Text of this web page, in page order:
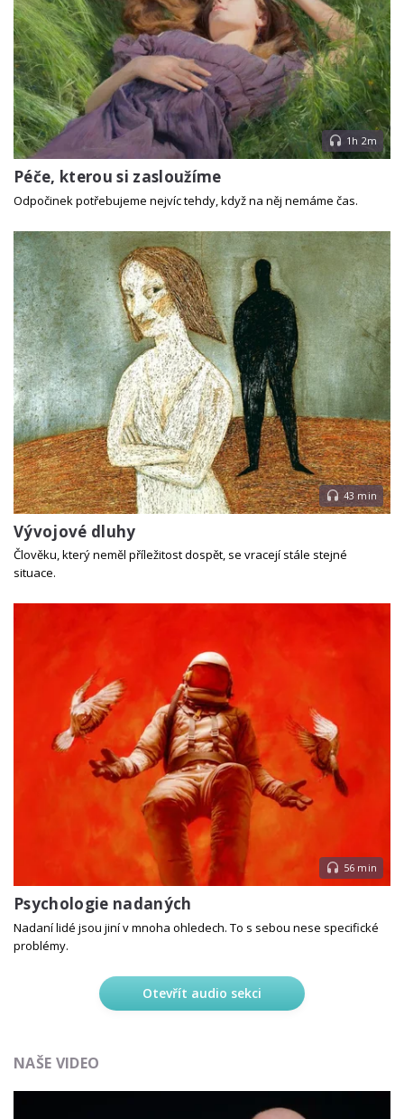
1h 2m
Péče, kterou si zasloužíme
Odpočinek potřebujeme nejvíc tehdy, když na něj nemáme čas.
43 min
Vývojové dluhy
Člověku, který neměl příležitost dospět, se vracejí stále stejné
situace.
56 min
Psychologie nadaných
Nadaní lidé jsou jiní v mnoha ohledech. To s sebou nese specifické
problémy.
Otevřít audio sekci
NAŠE VIDEO